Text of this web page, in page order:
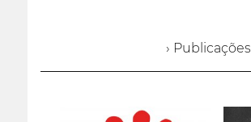
› Publicações